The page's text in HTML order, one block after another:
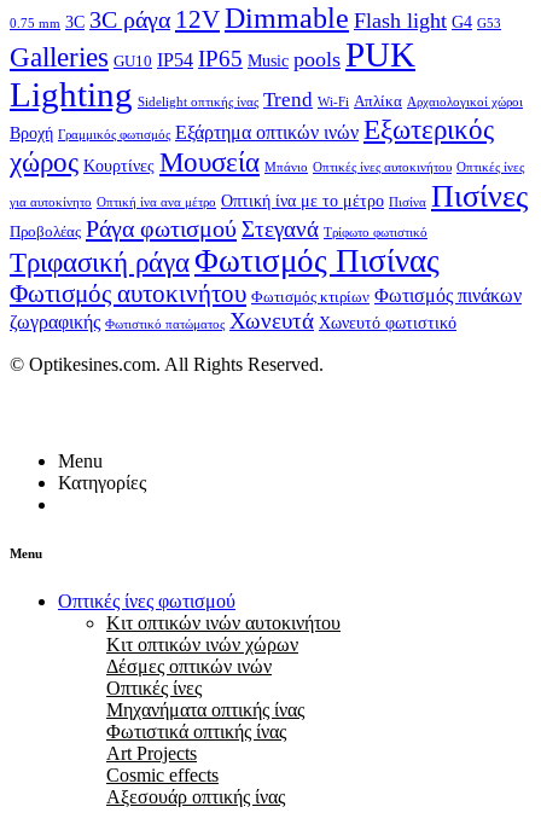
0.75 mm 3C 3C ράγα 12VDimmable Flash light G4 G53
Galleries GU10 IP54 IP65 Music pools PUK
Lighting Sidelight οπτικής ίνας Trend Wi-Fi Απλίκα Αρχαιολογικοί χώροι
Βροχή Γραμμικός φωτισμός Εξάρτημα οπτικών ινών Εξωτερικός
χώρος Κουρτίνες Μουσεία Μπάνιο Οπτικές ίνες αυτοκινήτου Οπτικές ίνες
για αυτοκίνητο Οπτική ίνα ανα μέτρο Οπτική ίνα με το μέτρο Πισίνα Πισίνες
Προβολέας Ράγα φωτισμού Στεγανά Τρίφωτο φωτιστικό
Τριφασική ράγαΦωτισμός Πισίνας
Φωτισμός αυτοκινήτου Φωτισμός κτιρίων Φωτισμός πινάκων
ζωγραφικής Φωτιστικό πατώματος Χωνευτά Χωνευτό φωτιστικό
© Optikesines.com. All Rights Reserved.
Menu
Κατηγορίες
Menu
Οπτικές ίνες φωτισμού
Κιτ οπτικών ινών αυτοκινήτου
Κιτ οπτικών ινών χώρων
Δέσμες οπτικών ινών
Οπτικές ίνες
Μηχανήματα οπτικής ίνας
Φωτιστικά οπτικής ίνας
Art Projects
Cosmic effects
Αξεσουάρ οπτικής ίνας